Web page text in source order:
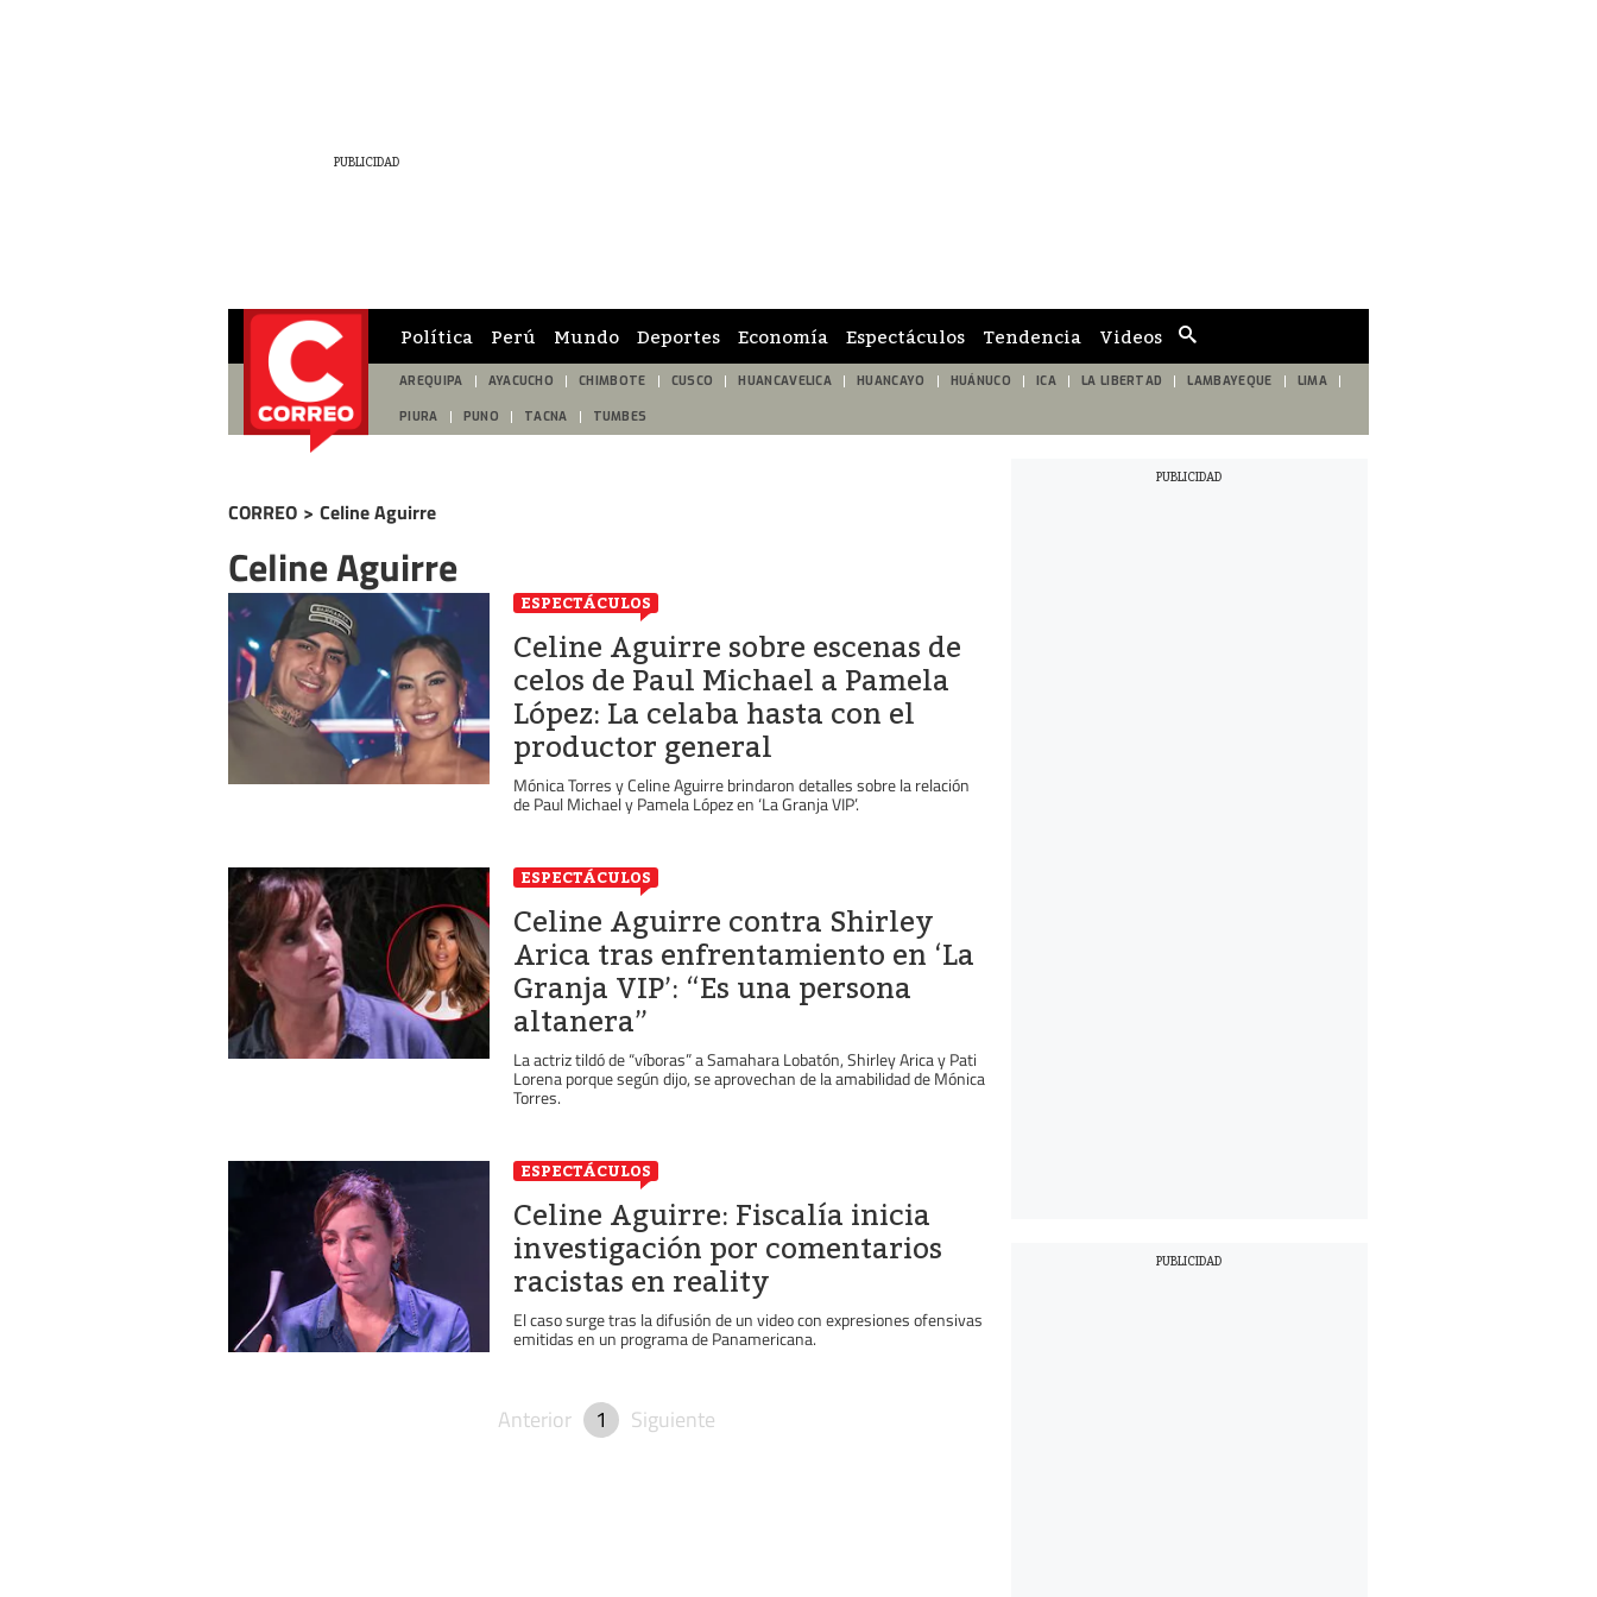
de
búsqueda
Política Perú Mundo Deportes Economía Espectáculos Tendencia Videos
AREQUIPA AYACUCHO CHIMBOTE CUSCO HUANCAVELICA HUANCAYO HUÁNUCO ICA LA LIBERTAD LAMBAYEQUE LIMA
PIURA PUNO TACNA TUMBES
CORREO > Celine Aguirre
Celine Aguirre
ESPECTÁCULOS
Celine Aguirre sobre escenas de
celos de Paul Michael a Pamela
López: La celaba hasta con el
productor general
Mónica Torres y Celine Aguirre brindaron detalles sobre la relación
de Paul Michael y Pamela López en ‘La Granja VIP’.
ESPECTÁCULOS
Celine Aguirre contra Shirley
Arica tras enfrentamiento en ‘La
Granja VIP’: “Es una persona
altanera”
La actriz tildó de “víboras” a Samahara Lobatón, Shirley Arica y Pati
Lorena porque según dijo, se aprovechan de la amabilidad de Mónica
Torres.
ESPECTÁCULOS
Celine Aguirre: Fiscalía inicia
investigación por comentarios
racistas en reality
El caso surge tras la difusión de un video con expresiones ofensivas
emitidas en un programa de Panamericana.
Anterior 1 Siguiente